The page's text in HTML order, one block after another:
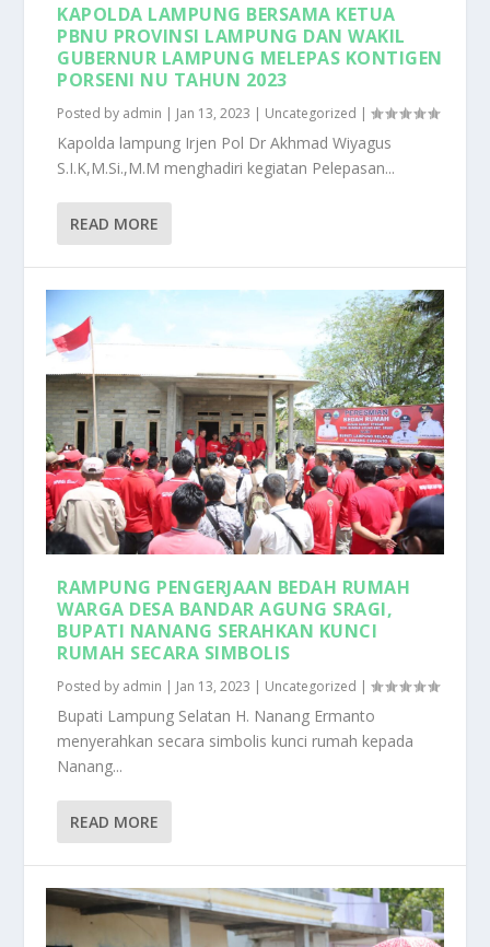
KAPOLDA LAMPUNG BERSAMA KETUA
PBNU PROVINSI LAMPUNG DAN WAKIL
GUBERNUR LAMPUNG MELEPAS KONTIGEN
PORSENI NU TAHUN 2023
Posted by admin | Jan 13, 2023 | Uncategorized |
Kapolda lampung Irjen Pol Dr Akhmad Wiyagus
S.I.K,M.Si.,M.M menghadiri kegiatan Pelepasan...
READ MORE
RAMPUNG PENGERJAAN BEDAH RUMAH
WARGA DESA BANDAR AGUNG SRAGI,
BUPATI NANANG SERAHKAN KUNCI
RUMAH SECARA SIMBOLIS
Posted by admin | Jan 13, 2023 | Uncategorized |
Bupati Lampung Selatan H. Nanang Ermanto
menyerahkan secara simbolis kunci rumah kepada
Nanang...
READ MORE